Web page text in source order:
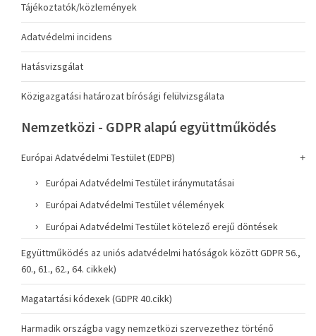
Tájékoztatók/közlemények
Adatvédelmi incidens
Hatásvizsgálat
Közigazgatási határozat bírósági felülvizsgálata
Nemzetközi - GDPR alapú együttműködés
Európai Adatvédelmi Testület (EDPB)
Európai Adatvédelmi Testület iránymutatásai
Európai Adatvédelmi Testület vélemények
Európai Adatvédelmi Testület kötelező erejű döntések
Együttműködés az uniós adatvédelmi hatóságok között GDPR 56.,
60., 61., 62., 64. cikkek)
Magatartási kódexek (GDPR 40.cikk)
Harmadik országba vagy nemzetközi szervezethez történő